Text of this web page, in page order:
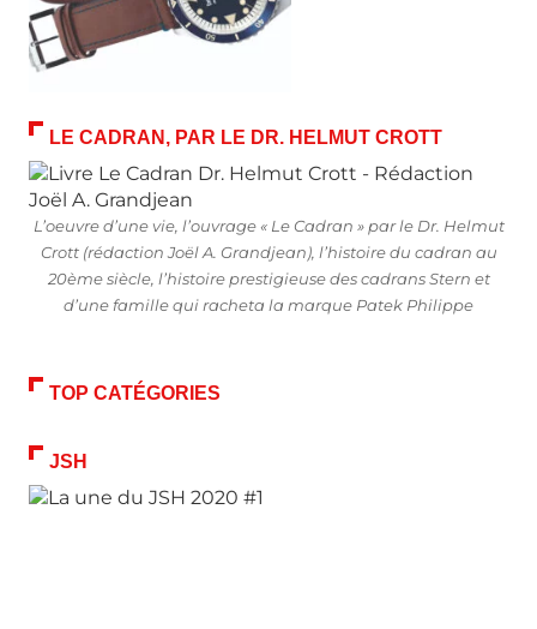
LE CADRAN, PAR LE DR. HELMUT CROTT
L’oeuvre d’une vie, l’ouvrage « Le Cadran » par le Dr. Helmut
Crott (rédaction Joël A. Grandjean), l’histoire du cadran au
20ème siècle, l’histoire prestigieuse des cadrans Stern et
d’une famille qui racheta la marque Patek Philippe
TOP CATÉGORIES
JSH